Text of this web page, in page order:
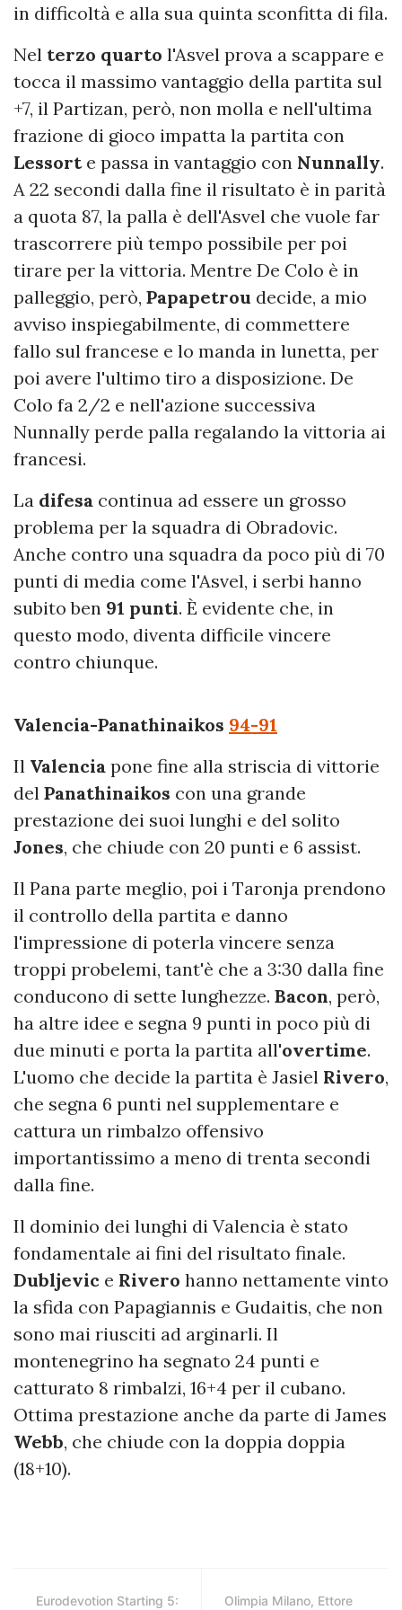
in difficoltà e alla sua quinta sconfitta di fila.
Nel terzo quarto l'Asvel prova a scappare e
tocca il massimo vantaggio della partita sul
+7, il Partizan, però, non molla e nell'ultima
frazione di gioco impatta la partita con
Lessort e passa in vantaggio con Nunnally.
A 22 secondi dalla fine il risultato è in parità
a quota 87, la palla è dell'Asvel che vuole far
trascorrere più tempo possibile per poi
tirare per la vittoria. Mentre De Colo è in
palleggio, però, Papapetrou decide, a mio
avviso inspiegabilmente, di commettere
fallo sul francese e lo manda in lunetta, per
poi avere l'ultimo tiro a disposizione. De
Colo fa 2/2 e nell'azione successiva
Nunnally perde palla regalando la vittoria ai
francesi.
La difesa continua ad essere un grosso
problema per la squadra di Obradovic.
Anche contro una squadra da poco più di 70
punti di media come l'Asvel, i serbi hanno
subito ben 91 punti. È evidente che, in
questo modo, diventa difficile vincere
contro chiunque.
Valencia-Panathinaikos 94-91
Il Valencia pone fine alla striscia di vittorie
del Panathinaikos con una grande
prestazione dei suoi lunghi e del solito
Jones, che chiude con 20 punti e 6 assist.
Il Pana parte meglio, poi i Taronja prendono
il controllo della partita e danno
l'impressione di poterla vincere senza
troppi probelemi, tant'è che a 3:30 dalla fine
conducono di sette lunghezze. Bacon, però,
ha altre idee e segna 9 punti in poco più di
due minuti e porta la partita all'overtime.
L'uomo che decide la partita è Jasiel Rivero,
che segna 6 punti nel supplementare e
cattura un rimbalzo offensivo
importantissimo a meno di trenta secondi
dalla fine.
Il dominio dei lunghi di Valencia è stato
fondamentale ai fini del risultato finale.
Dubljevic e Rivero hanno nettamente vinto
la sfida con Papagiannis e Gudaitis, che non
sono mai riusciti ad arginarli. Il
montenegrino ha segnato 24 punti e
catturato 8 rimbalzi, 16+4 per il cubano.
Ottima prestazione anche da parte di James
Webb, che chiude con la doppia doppia
(18+10).
Eurodevotion Starting 5:
Olimpia Milano, Ettore